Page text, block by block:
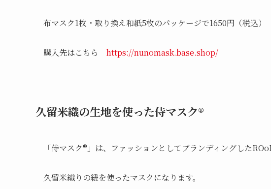
布マスク1枚・取り換え和紙5枚のパッケージで1650円（税込）
購入先はこちら https://nunomask.base.shop/
久留米織の生地を使った侍マスク®
「侍マスク®」は、ファッションとしてブランディングした
久留米織りの紐を使ったマスクになります。